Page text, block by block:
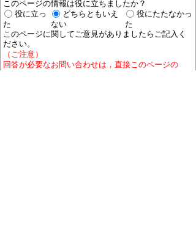
このページの情報は役に立ちましたか？
役に立っ
た
どちらともいえ
ない
役にたたなかっ
た
このページに関してご意見がありましたらご記入く
ださい。
（ご注意）
回答が必要なお問い合わせは，直接このページの